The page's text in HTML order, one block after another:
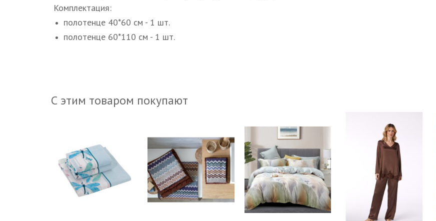
Комплектация:
полотенце 40*60 см - 1 шт.
полотенце 60*110 см - 1 шт.
С этим товаром покупают